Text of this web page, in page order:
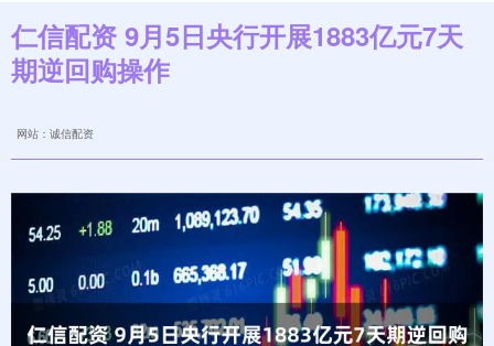
仁信配资 9月5日央行开展1883亿元7天
期逆回购操作
网站：诚信配资